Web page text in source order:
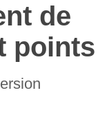
de
points